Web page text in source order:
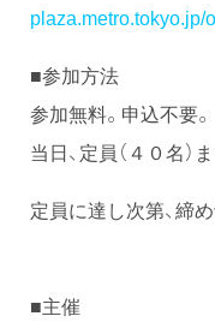
■参加方法
参加無料。申込不要。
当日、定員（４０名
定員に達し次第、締
■主催